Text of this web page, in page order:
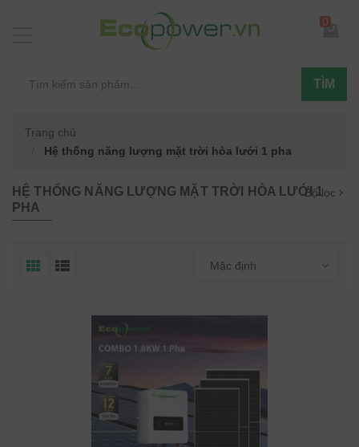
TÌM
0
Trang chủ
Hệ thống năng lượng mặt trời hòa lưới 1 pha
HỆ THỐNG NĂNG LƯỢNG MẶT TRỜI HÒA LƯỚI 1
PHA
Bộ lọc
Mặc định